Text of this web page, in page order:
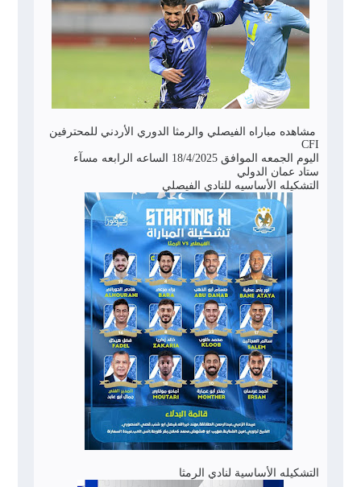
مشاهده مباراه الفيصلي والرمثا الدوري الأردني للمحترفين
CFI
اليوم الجمعه الموافق 18/4/2025 الساعه الرابعه مسآء
ستاد عمان الدولي
التشكيله الأساسيه للنادي الفيصلي
التشكيله الأساسية لنادي الرمثا